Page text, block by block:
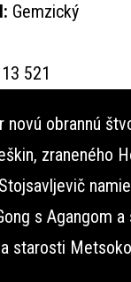
Gemzický
13 521
obrannú
zraneného
s Agangom
starosti